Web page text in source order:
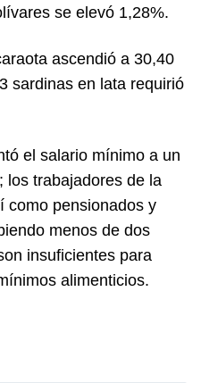
se elevó 1,28%.
ascendió a 30,40
sardinas en lata requirió
el salario mínimo a un
los trabajadores de la
como pensionados y
menos de dos
insuficientes para
alimenticios.